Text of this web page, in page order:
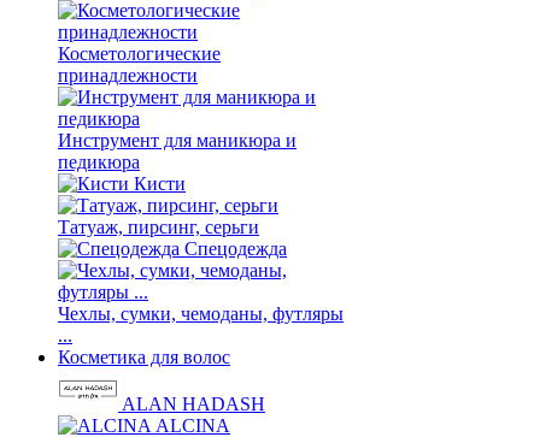
Косметологические
принадлежности
Инструмент для маникюра и
педикюра
Кисти
Татуаж, пирсинг, серьги
Спецодежда
Чехлы, сумки, чемоданы, футляры
...
Косметика для волос
ALAN HADASH
ALCINA